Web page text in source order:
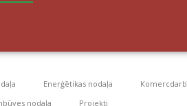
Enerģētikas nodaļa
nodaļa Projekti